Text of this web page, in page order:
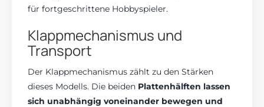
für fortgeschrittene Hobbyspieler.
Klappmechanismus und
Transport
Der Klappmechanismus zählt zu den Stärken
dieses Modells. Die beiden Plattenhälften lassen
sich unabhängig voneinander bewegen und